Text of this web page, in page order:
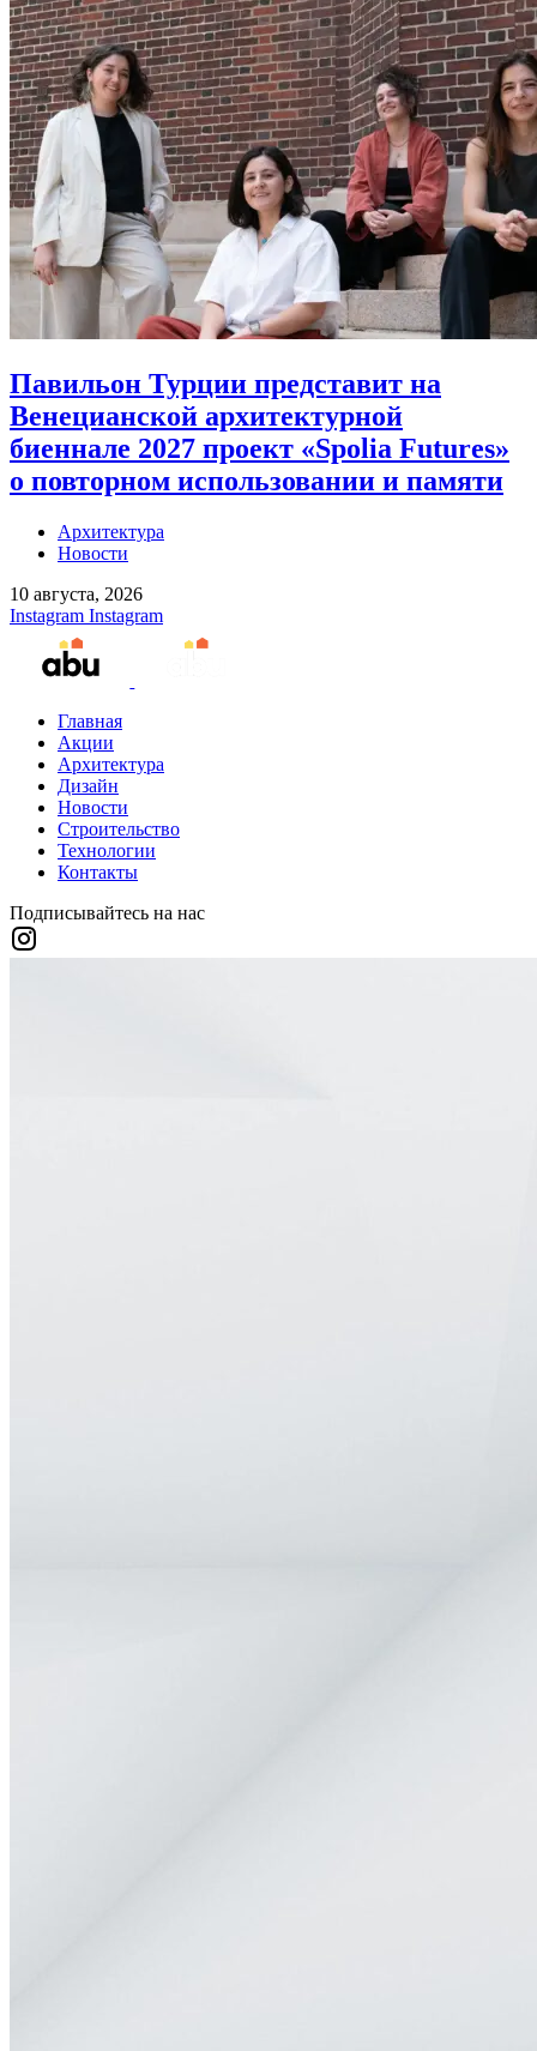
Павильон Турции представит на
Венецианской архитектурной
биеннале 2027 проект «Spolia Futures»
о повторном использовании и памяти
Архитектура
Новости
10 августа, 2026
Instagram Instagram
Главная
Акции
Архитектура
Дизайн
Новости
Строительство
Технологии
Контакты
Подписывайтесь на нас